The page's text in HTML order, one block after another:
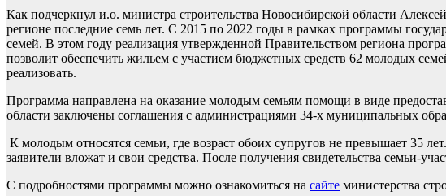
Как подчеркнул и.о. министра строительства Новосибирской области
регионе последние семь лет. С 2015 по 2022 годы в рамках программы
семей. В этом году реализация утвержденной Правительством региона
позволит обеспечить жильем с участием бюджетных средств 62 молодых
реализовать.
Программа направлена на оказание молодым семьям помощи в виде
области заключены соглашения с администрациями 34-х муниципальных
К молодым относятся семьи, где возраст обоих супругов не превышает 35
заявители вложат и свои средства. После получения свидетельства семьи-
С подробностями программы можно ознакомиться на сайте министерства